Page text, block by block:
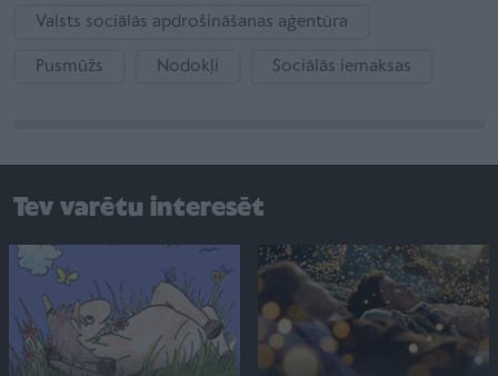
Valsts sociālās apdrošināšanas aģentūra
Pusmūžs Nodokļi Sociālās iemaksas
Tev varētu interesēt